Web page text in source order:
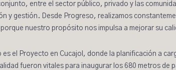
entre el sector público, privado y las
y gestión. Desde Progreso, realizamos
nuestro propósito nos impulsa a mejorar su
el Proyecto en Cucajol , donde la planificación a
fueron vitales para inaugurar los 680 metros de